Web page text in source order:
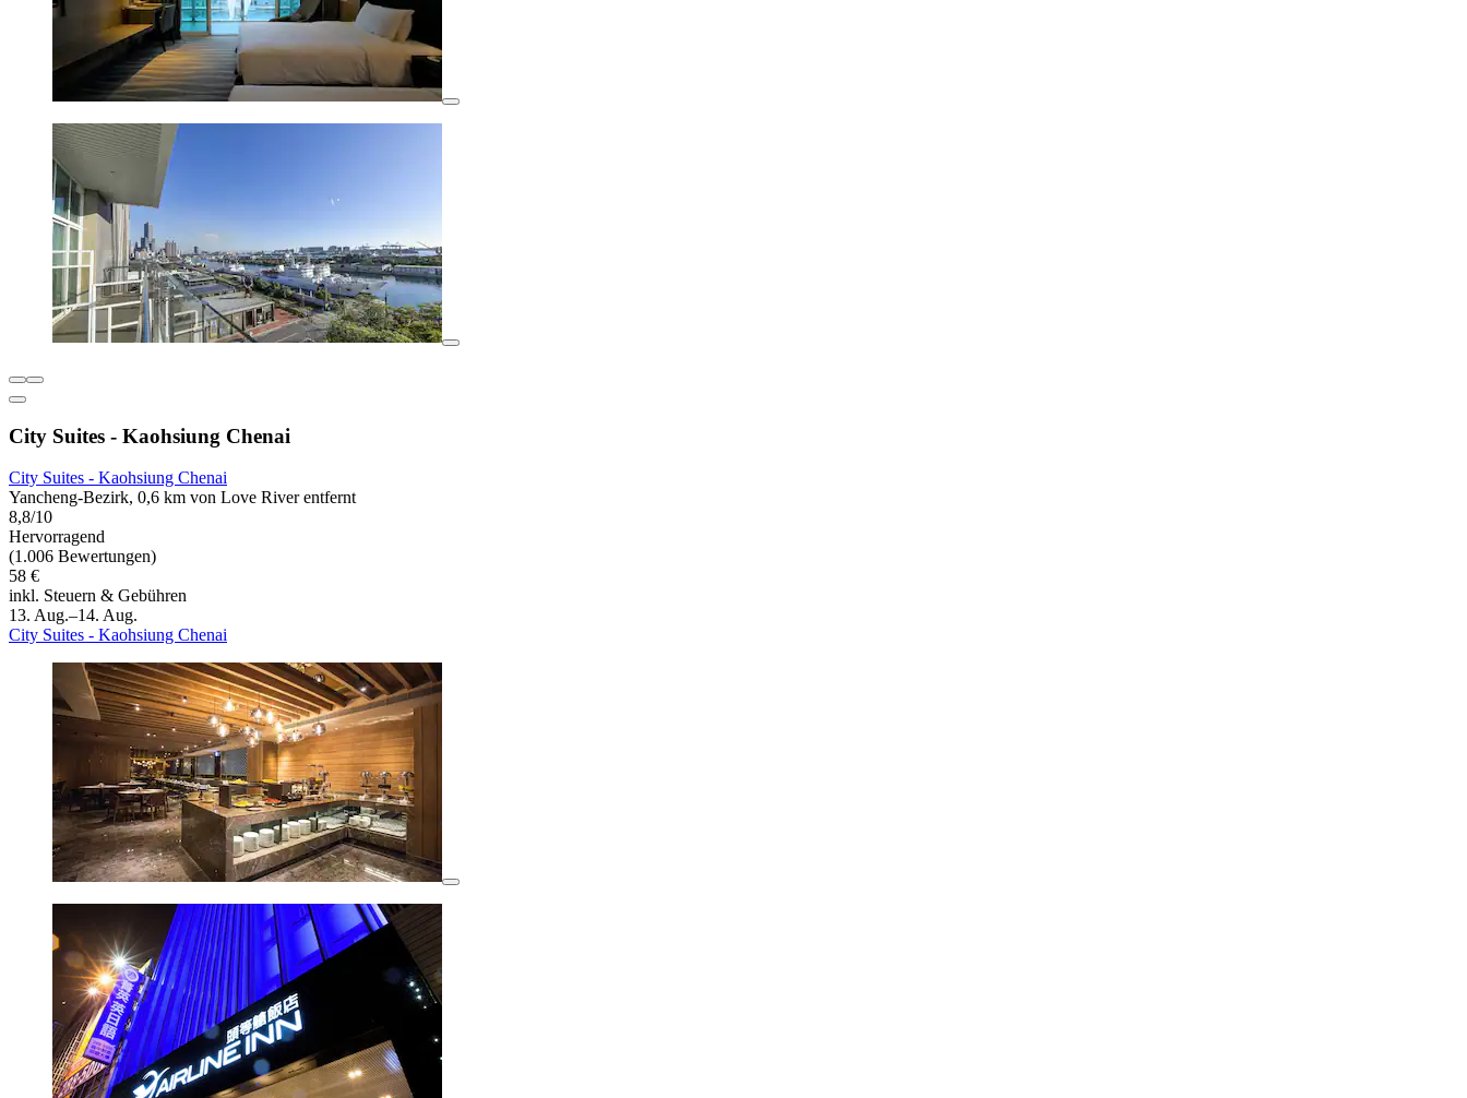
City Suites - Kaohsiung Chenai
City Suites - Kaohsiung Chenai
Yancheng-Bezirk, 0,6 km von Love River entfernt
8,8/10
Hervorragend
(1.006 Bewertungen)
58 €
inkl. Steuern & Gebühren
13. Aug.–14. Aug.
City Suites - Kaohsiung Chenai